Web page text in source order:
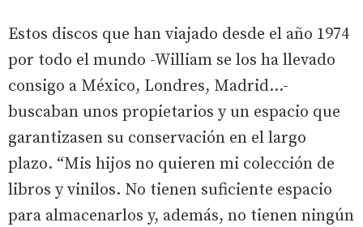
Estos discos que han viajado desde el año 1974
por todo el mundo -William se los ha llevado
consigo a México, Londres, Madrid…-
buscaban unos propietarios y un espacio que
garantizasen su conservación en el largo
plazo. “Mis hijos no quieren mi colección de
libros y vinilos. No tienen suficiente espacio
para almacenarlos y, además, no tienen ningún